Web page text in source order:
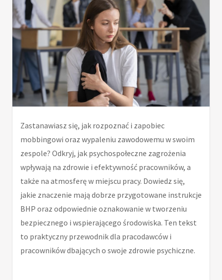
Zastanawiasz się, jak rozpoznać i zapobiec
mobbingowi oraz wypaleniu zawodowemu w swoim
zespole? Odkryj, jak psychospołeczne zagrożenia
wpływają na zdrowie i efektywność pracowników, a
także na atmosferę w miejscu pracy. Dowiedz się,
jakie znaczenie mają dobrze przygotowane instrukcje
BHP oraz odpowiednie oznakowanie w tworzeniu
bezpiecznego i wspierającego środowiska. Ten tekst
to praktyczny przewodnik dla pracodawców i
pracowników dbających o swoje zdrowie psychiczne.